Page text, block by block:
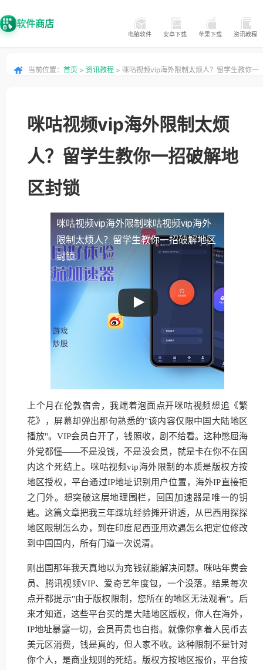
软件商店
电脑软件 安卓下载 苹果下载 资讯教程
当前位置： 首页 > 资讯教程 > 咪咕视频vip海外限制太烦人？留学生教你一
咪咕视频vip海外限制太烦
人？留学生教你一招破解地
区封锁
咪咕视频vip海外限制 咪咕视频vip海外
限制太烦人？留学生教你一招破解地区
封锁
上个月在伦敦宿舍，我端着泡面点开咪咕视频想追《繁
花》，屏幕却弹出那句熟悉的"该内容仅限中国大陆地区
播放"。VIP会员白开了，钱照收，剧不给看。这种憋屈海
外党都懂——不是没钱，不是没会员，就是卡在你不在国
内这个死结上。咪咕视频vip海外限制的本质是版权方按
地区授权，平台通过IP地址识别用户位置，海外IP直接拒
之门外。想突破这层地理围栏，回国加速器是唯一的钥
匙。这篇文章把我三年踩坑经验摊开讲透，从巴西用探探
地区限制怎么办，到在印度尼西亚用欢遇怎么把定位修改
到中国国内，所有门道一次说清。
刚出国那年我天真地以为充钱就能解决问题。咪咕年费会
员、腾讯视频VIP、爱奇艺年度包，一个没落。结果每次
点开都提示"由于版权限制，您所在的地区无法观看"。后
来才知道，这些平台买的是大陆地区版权，你人在海外，
IP地址暴露一切，会员再贵也白搭。就像你拿着人民币去
美元区消费，钱是真的，但人家不收。这种限制不是针对
你个人，是商业规则的死结。版权方按地区报价，平台按